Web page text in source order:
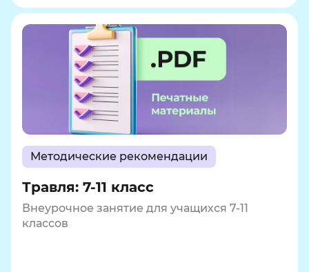
Методические рекомендации
Травля: 7-11 класс
Внеурочное занятие для учащихся 7-11
классов